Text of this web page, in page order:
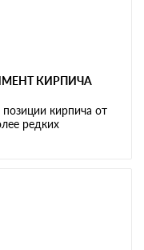
КИРПИЧА
кирпича от
редких